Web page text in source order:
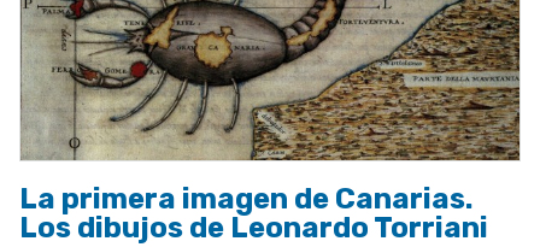
La primera imagen de Canarias.
Los dibujos de Leonardo Torriani